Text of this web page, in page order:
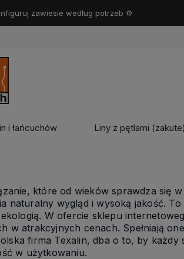
zawiesie według potrzeb ⚙️
produkty
i łańcuchów Liny z pętlami (zakute)
które od wieków sprawdza się
naturalny wygląd i wysoką jakość.
W ofercie sklepu
w atrakcyjnych cenach. Spełniają
firma Texalin, dba o to, by każdy
w użytkowaniu.